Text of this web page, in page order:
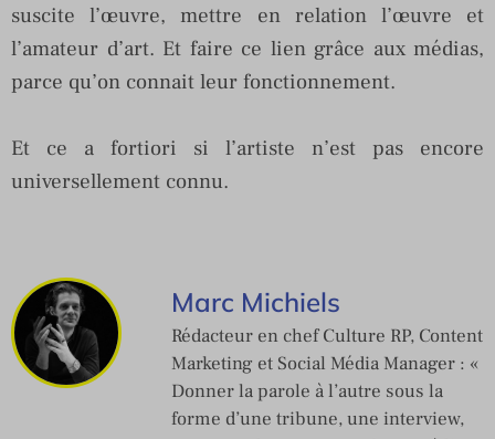
suscite l’œuvre, mettre en relation l’œuvre et
l’amateur d’art. Et faire ce lien grâce aux médias,
parce qu’on connait leur fonctionnement.
Et ce a fortiori si l’artiste n’est pas encore
universellement connu.
Marc Michiels
Rédacteur en chef Culture RP, Content
Marketing et Social Média Manager : «
Donner la parole à l’autre sous la
forme d’une tribune, une interview,